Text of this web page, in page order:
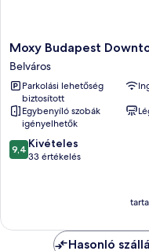
Moxy
Budapest
Downtown
Belváros
Moxy Budapest
Belváros
Parkolási lehetőség
biztosított
Egybenyíló szobák
igényelhetők
9.4
ennyiből:
9,4 Kivételes
33 értékelés
Hasonló